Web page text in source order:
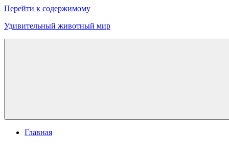
Перейти к содержимому
Удивительный животный мир
Главная